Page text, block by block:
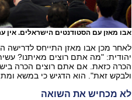
אבו מאזן עם הסטודנטים הישראלים. אין
לאחר מכן אבו מאזן התייחס לדרישה
יהודית: "מה אתם רוצים מאיתנו?
הכרה כזאת. אם אתם רוצים הכרה
ולבקש זאת". הוא הדגיש כי במשא
לא מכחיש את השואה